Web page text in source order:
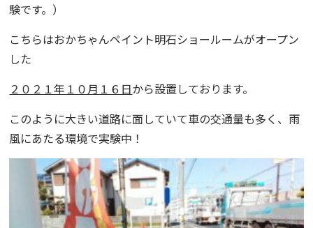
験です。）
こちらはおかちゃんペイント明石ショールームがオープン
した
２０２１年１０月１６日から設置しております。
このように大きい道路に面していて車の交通量も多く、雨
風にあたる環境で実験中！